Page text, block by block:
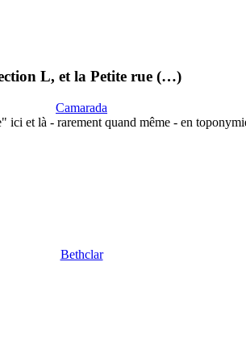
L, et la Petite rue (…)
Camarada
ici et là - rarement quand même - en
Bethclar